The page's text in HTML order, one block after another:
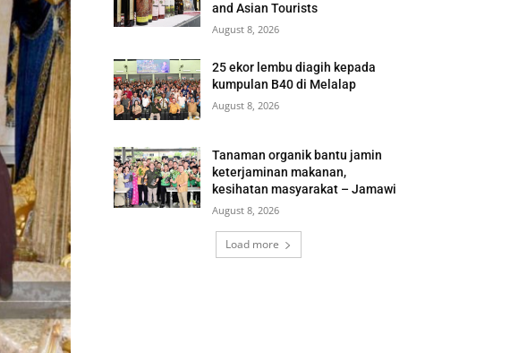
and Asian Tourists
August 8, 2026
25 ekor lembu diagih kepada
kumpulan B40 di Melalap
August 8, 2026
Tanaman organik bantu jamin
keterjaminan makanan,
kesihatan masyarakat – Jamawi
August 8, 2026
Load more